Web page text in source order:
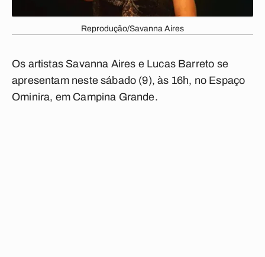
Reprodução/Savanna Aires
Os artistas Savanna Aires e Lucas Barreto se
apresentam neste sábado (9), às 16h, no Espaço
Ominira, em Campina Grande.